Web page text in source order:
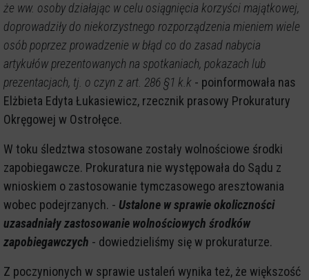
że ww. osoby działając w celu osiągnięcia korzyści majątkowej,
doprowadziły do niekorzystnego rozporządzenia mieniem wiele
osób poprzez prowadzenie w błąd co do zasad nabycia
artykułów prezentowanych na spotkaniach, pokazach lub
prezentacjach, tj. o czyn z art. 286 §1 k.k - poinformowała nas
Elżbieta Edyta Łukasiewicz, rzecznik prasowy Prokuratury
Okręgowej w Ostrołęce.
W toku śledztwa stosowane zostały wolnościowe środki
zapobiegawcze. Prokuratura nie występowała do Sądu z
wnioskiem o zastosowanie tymczasowego aresztowania
wobec podejrzanych. - Ustalone w sprawie okoliczności
uzasadniały zastosowanie wolnościowych środków
zapobiegawczych - dowiedzieliśmy się w prokuraturze.
Z poczynionych w sprawie ustaleń wynika też, że większość